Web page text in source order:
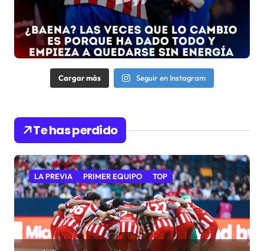
Cargar más Seguir en Instagram
Te has perdido
LA PREVIA PRIMER EQUIPO TOP